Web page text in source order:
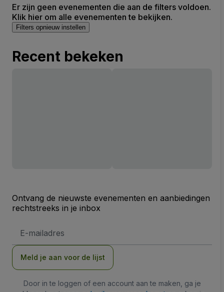
Er zijn geen evenementen die aan de filters voldoen.
Klik hier om alle evenementen te bekijken.
Filters opnieuw instellen
Recent bekeken
Ontvang de nieuwste evenementen en aanbiedingen
rechtstreeks in je inbox
mailadres
Meld je aan voor de lijst
Door in te loggen of een account aan te maken, ga je